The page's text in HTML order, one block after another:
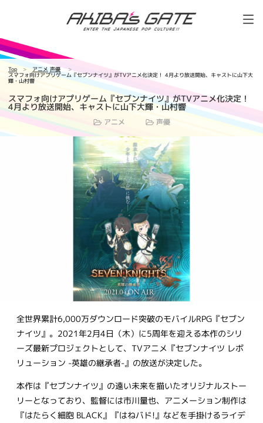
Top アニメ 声優
スマフォ向けアプリゲーム『セブンナイツ』がTVアニメ化決定！ 4月より放送開始、キャストに山下大
輝・山村響
スマフォ向けアプリゲーム『セブンナイツ』がTVアニメ化決定！
4月より放送開始、キャストに山下大輝・山村響
アニメ 声優
全世界累計6,000万ダウンロード突破のモバイルRPG『セブン
ナイツ』。2021年2月4日（木）に5周年を迎える本作のシリ
ーズ最新プロジェクトとして、TVアニメ『セブンナイツ レボ
リューション -英雄の継承者-』の放送が決定した。
本作は『セブンナイツ』の遠い未来を描いたオリジナルストー
リーとなっており、監督には市川量也、アニメーション制作は
『はたらく細胞 BLACK』『はねバド!』などを手掛けるライデ